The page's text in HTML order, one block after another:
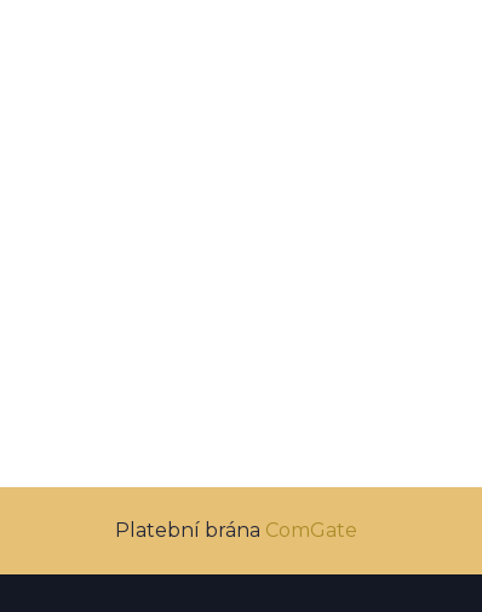
Platební brána ComGate